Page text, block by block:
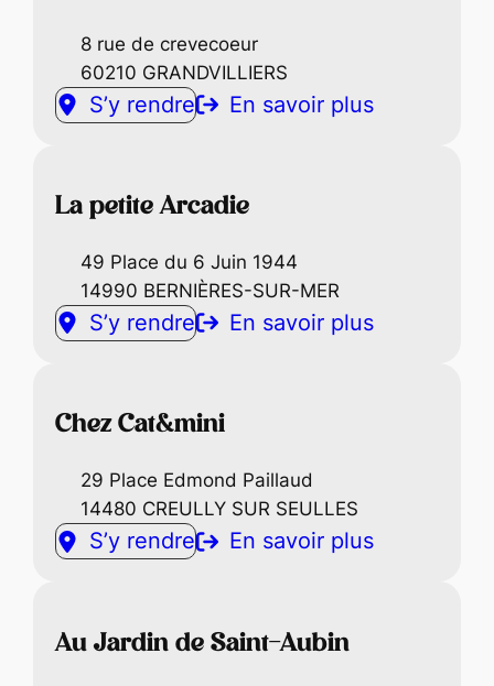
8 rue de crevecoeur
60210 GRANDVILLIERS
S’y rendre En savoir plus
La petite Arcadie
49 Place du 6 Juin 1944
14990 BERNIÈRES-SUR-MER
S’y rendre En savoir plus
Chez Cat&mini
29 Place Edmond Paillaud
14480 CREULLY SUR SEULLES
S’y rendre En savoir plus
Au Jardin de Saint-Aubin